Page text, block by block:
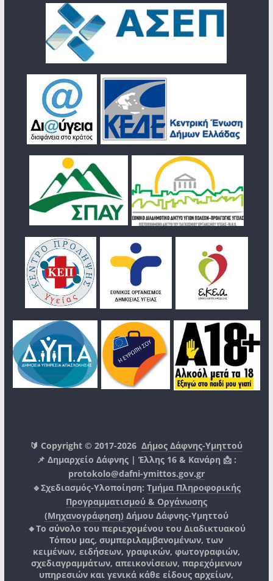
🔰 Copyright © 2017-2026Δήμος Δάφνης-Υμηττού
📌 Δημαρχείο Δάφνης | Έλλης 16 & Κανάρη 📩 :
protokolo@dafni-ymittos.gov.gr
🔹Σχεδιασμός-Υλοποίηση: Τμήμα Πληροφορικής
Προγραμματισμού & Οργάνωσης
(Μηχανογράφηση) Δήμου Δάφνης-Υμηττού
🔸Το σύνολο του περιεχομένου του Διαδικτυακού
Τόπου μας, συμπεριλαμβανομένων, των
κειμένων, ειδήσεων, γραφικών, φωτογραφιών,
σχεδιαγραμμάτων, απεικονίσεων, παρεχόμενων
υπηρεσιών και γενικά κάθε είδους αρχείων,